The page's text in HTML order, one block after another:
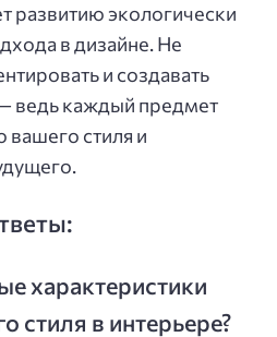
развитию экологически
в дизайне. Не
и создавать
ведь каждый предмет
вашего стиля и
характеристики
стиля в интерьере?